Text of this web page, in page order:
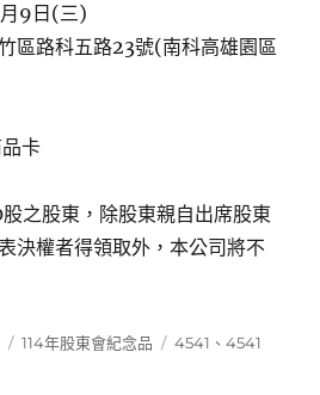
9日(三)
區路科五路23號(南科高雄園區
卡
之股東，除股東親自出席股東
決權者得領取外，本公司將不
分
114年股東會紀念品
標
4541 、4541